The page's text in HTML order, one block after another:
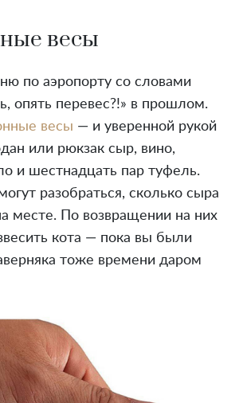
весы
по аэропорту со словами
опять перевес?!» в прошлом.
весы — и уверенной рукой
или рюкзак сыр, вино,
и шестнадцать пар туфель.
разобраться, сколько сыра
месте. По возвращении на них
кота — пока вы были
тоже времени даром